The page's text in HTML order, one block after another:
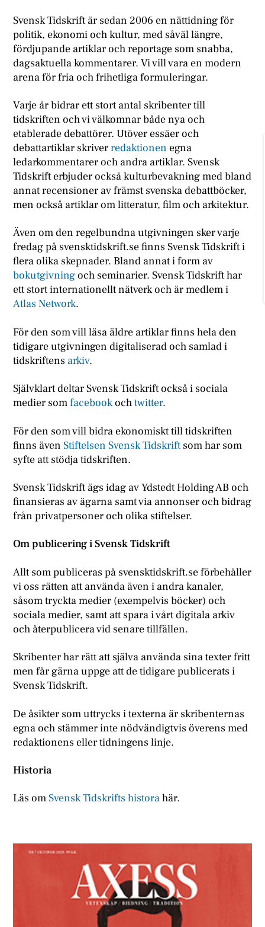
Svensk Tidskrift är sedan 2006 en nättidning för
politik, ekonomi och kultur, med såväl längre,
fördjupande artiklar och reportage som snabba,
dagsaktuella kommentarer. Vi vill vara en modern
arena för fria och frihetliga formuleringar.
Varje år bidrar ett stort antal skribenter till
tidskriften och vi välkomnar både nya och
etablerade debattörer. Utöver essäer och
debattartiklar skriverredaktionen egna
ledarkommentarer och andra artiklar. Svensk
Tidskrift erbjuder också kulturbevakning med bland
annat recensioner av främst svenska debattböcker,
men också artiklar om litteratur, film och arkitektur.
Även om den regelbundna utgivningen sker varje
fredag på svensktidskrift.se finns Svensk Tidskrift i
flera olika skepnader. Bland annat i form av
bokutgivningoch seminarier. Svensk Tidskrift har
ett stort internationellt nätverk och är medlem i
Atlas Network.
För den som vill läsa äldre artiklar finns hela den
tidigare utgivningen digitaliserad och samlad i
tidskriftens arkiv.
Självklart deltar Svensk Tidskrift också i sociala
medier somfacebookochtwitter.
För den som vill bidra ekonomiskt till tidskriften
finns ävenStiftelsen Svensk Tidskrift som har som
syfte att stödja tidskriften.
Svensk Tidskrift ägs idag av Ydstedt Holding AB och
finansieras av ägarna samt via annonser och bidrag
från privatpersoner och olika stiftelser.
Om publicering i Svensk Tidskrift
Allt som publiceras på svensktidskrift.se förbehåller
vi oss rätten att använda även i andra kanaler,
såsom tryckta medier (exempelvis böcker) och
sociala medier, samt att spara i vårt digitala arkiv
och återpublicera vid senare tillfällen.
Skribenter har rätt att själva använda sina texter fritt
men får gärna uppge att de tidigare publicerats i
Svensk Tidskrift.
De åsikter som uttrycks i texterna är skribenternas
egna och stämmer inte nödvändigtvis överens med
redaktionens eller tidningens linje.
Historia
Läs omSvensk Tidskrifts historahär.